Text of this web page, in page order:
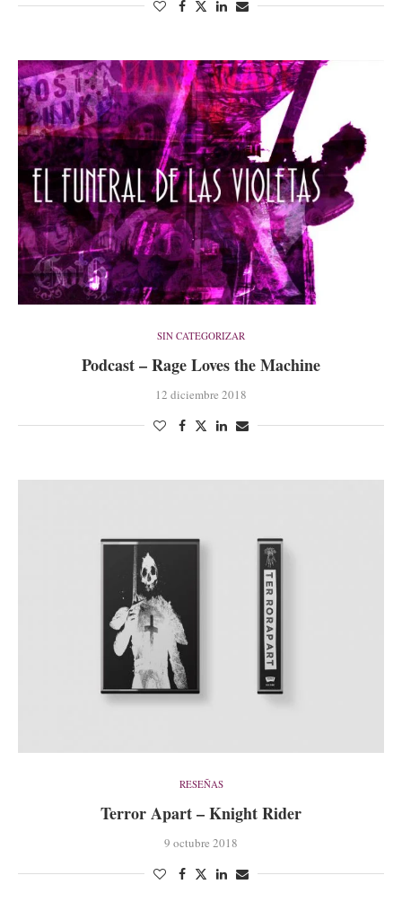
SIN CATEGORIZAR
Podcast – Rage Loves the Machine
12 diciembre 2018
RESEÑAS
Terror Apart – Knight Rider
9 octubre 2018